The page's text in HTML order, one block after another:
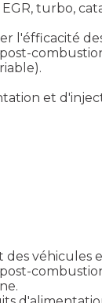
turbo,
combustion
et
véhicules
combustion